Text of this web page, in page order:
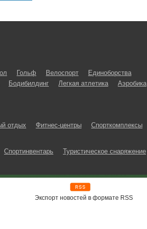
Гольф Велоспорт
Единоборства
Бодибилдинг Легкая атлетика
Аэробика
отдых Фитнес-центры
Спорткомплексы
Спортинвентарь
Туристическое снаряжение
Экспорт новостей в формате RSS